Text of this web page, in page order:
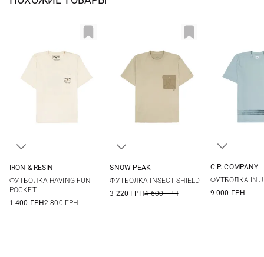
IRON & RESIN
ФУТБОЛКА HAVING FUN
POCKET
1 400 ГРН2 800 ГРН
SNOW PEAK
ФУТБОЛКА INSECT SHIELD
3 220 ГРН4 600 ГРН
C.P. COMPANY
ФУТБОЛКА IN
9 000 ГРН